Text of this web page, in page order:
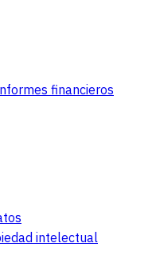
financieros
intelectual